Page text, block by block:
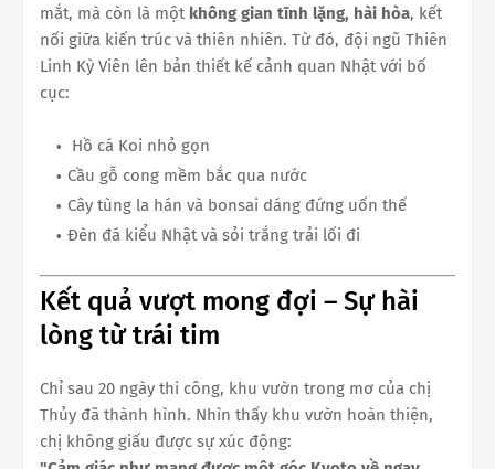
mắt, mà còn là một không gian tĩnh lặng, hài hòa, kết
nối giữa kiến trúc và thiên nhiên. Từ đó, đội ngũ Thiên
Linh Kỳ Viên lên bản thiết kế cảnh quan Nhật với bố
cục:
Hồ cá Koi nhỏ gọn
Cầu gỗ cong mềm bắc qua nước
Cây tùng la hán và bonsai dáng đứng uốn thế
Đèn đá kiểu Nhật và sỏi trắng trải lối đi
Kết quả vượt mong đợi – Sự hài
lòng từ trái tim
Chỉ sau 20 ngày thi công, khu vườn trong mơ của chị
Thủy đã thành hình. Nhìn thấy khu vườn hoàn thiện,
chị không giấu được sự xúc động: